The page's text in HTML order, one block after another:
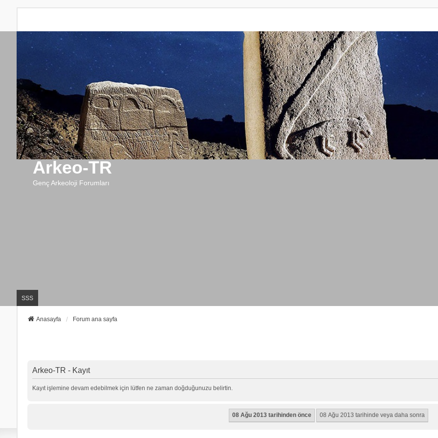
Arkeo-TR
Genç Arkeoloji Forumları
SSS
Anasayfa Forum ana sayfa
Arkeo-TR - Kayıt
Kayıt işlemine devam edebilmek için lütfen ne zaman doğduğunuzu belirtin.